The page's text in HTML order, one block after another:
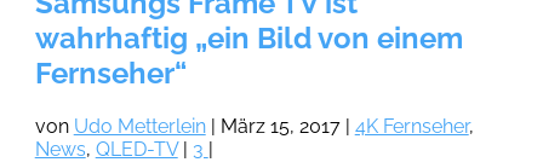
wahrhaftig „ein Bild von einem
Fernseher“
von Udo Metterlein| März 15, 2017| 4K Fernseher,
News, QLED-TV| 3 |